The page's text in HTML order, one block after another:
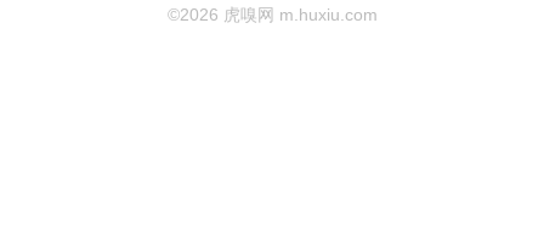
©2026 虎嗅网 m.huxiu.com